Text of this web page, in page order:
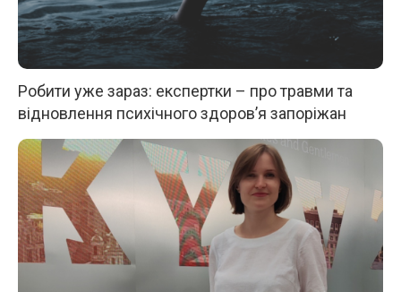
Робити уже зараз: експертки – про травми та
відновлення психічного здоров’я запоріжан